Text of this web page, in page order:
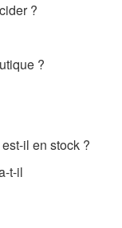
?
?
il en stock ?
t-il